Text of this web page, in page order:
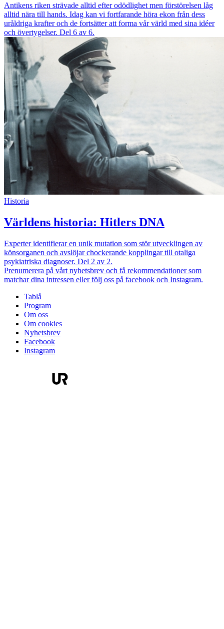
Antikens riken strävade alltid efter odödlighet men förstörelsen låg
alltid nära till hands. Idag kan vi fortfarande höra ekon från dess
uråldriga krafter och de fortsätter att forma vår värld med sina idéer
och övertygelser. Del 6 av 6.
Historia
Världens historia: Hitlers DNA
Experter identifierar en unik mutation som stör utvecklingen av
könsorganen och avslöjar chockerande kopplingar till otaliga
psykiatriska diagnoser. Del 2 av 2.
Prenumerera på vårt nyhetsbrev och få rekommendationer som
matchar dina intressen eller följ oss på facebook och Instagram.
Tablå
Program
Om oss
Om cookies
Nyhetsbrev
Facebook
Instagram